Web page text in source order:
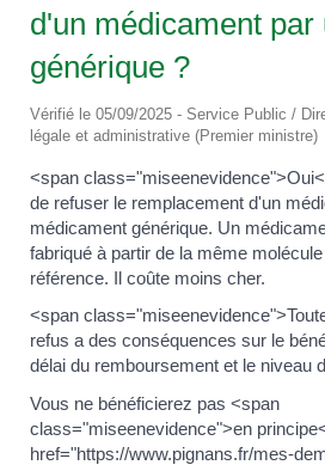
d'un médicament par
générique ?
Vérifié le 05/09/2025 - Service Public /
légale et administrative (Premier ministre)
<span
de refuser le remplacement d'un
médicament générique. Un
fabriqué à partir de la même
référence. Il coûte moins cher.
<span
refus a des conséquences sur le
délai du remboursement et le niveau
Vous ne bénéficierez pas <span
class="miseenevidence">en
href="https://www.pignans.fr/mes-